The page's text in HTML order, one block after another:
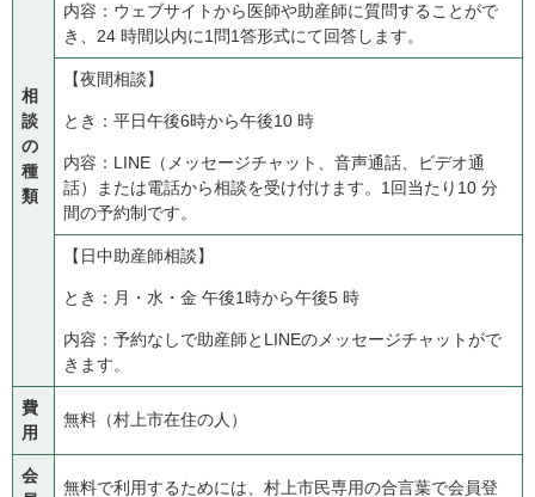
相
談
の
種
類
内容：ウェブサイトから医師や助産師に質問することがで
き、24 時間以内に1問1答形式にて回答します。
【夜間相談】
とき：平日午後6時から午後10 時
内容：LINE（メッセージチャット、音声通話、ビデオ通
話）または電話から相談を受け付けます。1回当たり10 分
間の予約制です。
【日中助産師相談】
とき：月・水・金 午後1時から午後5 時
内容：予約なしで助産師とLINEのメッセージチャットがで
きます。
費
用
無料（村上市在住の人）
会
無料で利用するためには、村上市民専用の合言葉で会員登